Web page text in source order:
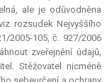
ale je odůvodněna
rozsudek Nejvyššího
2005-105, č. 927/2006
zveřejnění údajů,
Stěžovatel nicméně